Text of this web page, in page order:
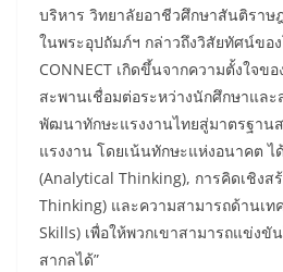
บริหาร วิทยาลัยอาชีวศึกษาสันติราษ
ในพระอุปถัมภ์ฯ กล่าวถึงวิสัยทัศน์ของ
CONNECT เกิดขึ้นจากความตั้งใจข
สะพานเชื่อมต่อระหว่างนักศึกษาและ
พัฒนาทักษะแรงงานไทยสู่มาตรฐาน
แรงงาน โดยเน้นทักษะแห่งอนาคต ไ
(Analytical Thinking), การคิดเชิงส
Thinking) และความสามารถด้านเท
Skills) เพื่อให้พวกเขาสามารถแข่งขั
สากลได้”